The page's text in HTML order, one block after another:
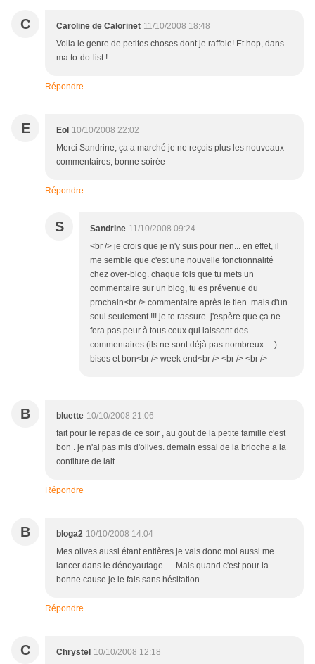
C Caroline de Calorinet 11/10/2008 18:48
Voila le genre de petites choses dont je raffole! Et hop, dans
ma to-do-list !
Répondre
E Eol 10/10/2008 22:02
Merci Sandrine, ça a marché je ne reçois plus les nouveaux
commentaires, bonne soirée
Répondre
S Sandrine 11/10/2008 09:24
<br /> je crois que je n'y suis pour rien... en effet, il
me semble que c'est une nouvelle fonctionnalité
chez over-blog. chaque fois que tu mets un
commentaire sur un blog, tu es prévenue du
prochain<br /> commentaire après le tien. mais d'un
seul seulement !!! je te rassure. j'espère que ça ne
fera pas peur à tous ceux qui laissent des
commentaires (ils ne sont déjà pas nombreux.....).
bises et bon<br /> week end<br /> <br /> <br />
B bluette 10/10/2008 21:06
fait pour le repas de ce soir , au gout de la petite famille c'est
bon . je n'ai pas mis d'olives. demain essai de la brioche a la
confiture de lait .
Répondre
B bloga2 10/10/2008 14:04
Mes olives aussi étant entières je vais donc moi aussi me
lancer dans le dénoyautage .... Mais quand c'est pour la
bonne cause je le fais sans hésitation.
Répondre
C Chrystel 10/10/2008 12:18